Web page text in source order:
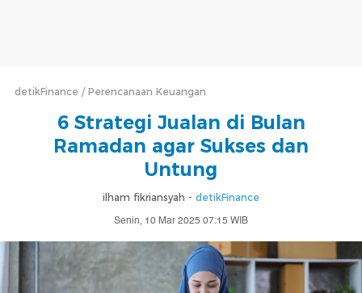
detikFinance Perencanaan Keuangan
6 Strategi Jualan di Bulan
Ramadan agar Sukses dan
Untung
ilham fikriansyah - detikFinance
Senin, 10 Mar 2025 07:15 WIB